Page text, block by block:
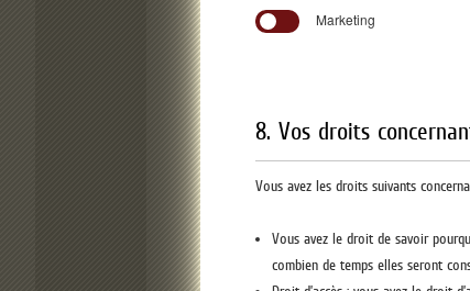
Marketing
8. Vos droits
Vous avez les droits suivants
Vous avez le droit de savoir
combien de temps elles seront